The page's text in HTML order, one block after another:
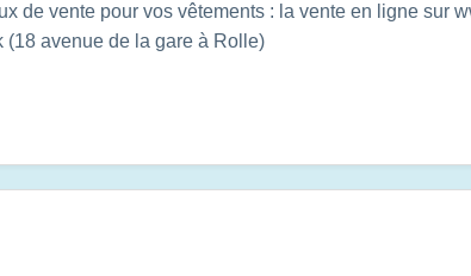
de vente pour vos vêtements : la vente en ligne sur
avenue de la gare à Rolle)